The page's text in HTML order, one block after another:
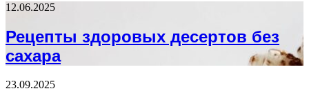
12.06.2025
Рецепты здоровых десертов без
сахара
23.09.2025